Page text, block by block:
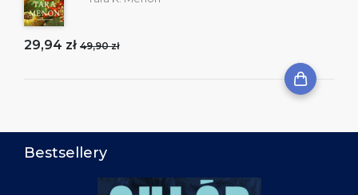
29,94 zł 49,90 zł
Bestsellery